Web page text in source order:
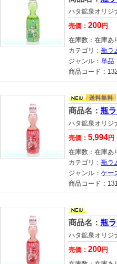
ハタ鉱泉オリ
売価： 200円
在庫数： 在庫あ
カテゴリ： 瓶ラ
ジャンル： 単品
商品コード：
商品名： 瓶
ハタ鉱泉オリ
売価： 5,994円
在庫数： 在庫あ
カテゴリ： 瓶ラ
ジャンル： ケー
商品コード：
商品名： 瓶
ハタ鉱泉オリ
売価： 200円